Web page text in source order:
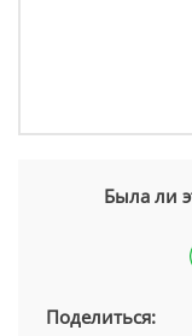
Была ли
Поделиться: